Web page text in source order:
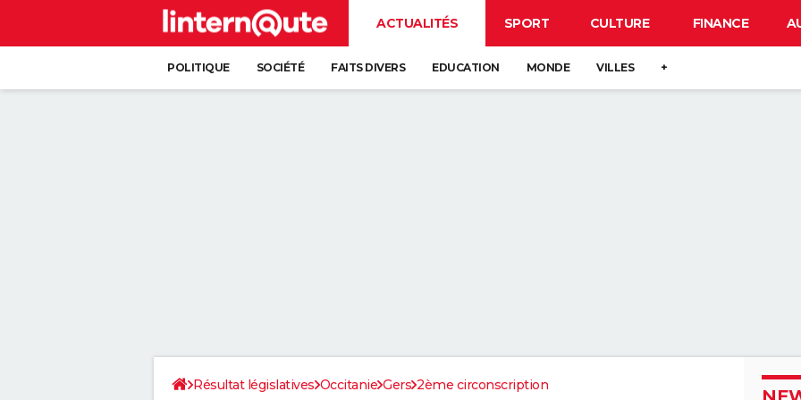
ACTUALITÉS SPORT CULTURE FINANCE
POLITIQUE SOCIÉTÉ FAITS DIVERS EDUCATION MONDE VILLES +
Résultat législatives Occitanie Gers 2ème circonscription